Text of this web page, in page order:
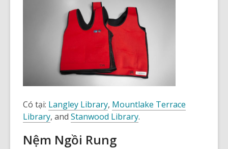
Có tại: Langley Library, Mountlake Terrace
Library, and Stanwood Library.
Nệm Ngồi Rung